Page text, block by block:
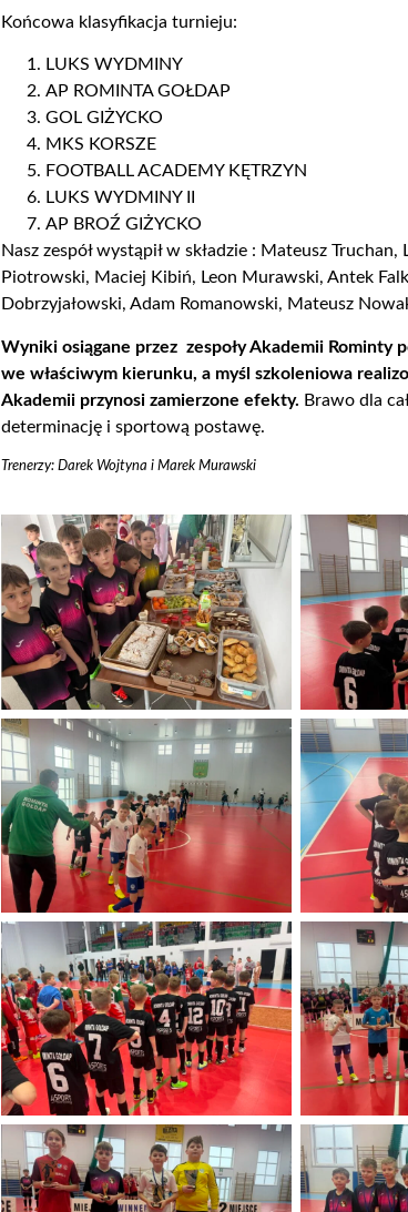
Końcowa klasyfikacja turnieju:
LUKS WYDMINY
AP ROMINTA GOŁDAP
GOL GIŻYCKO
MKS KORSZE
FOOTBALL ACADEMY KĘTRZYN
LUKS WYDMINY II
AP BROŹ GIŻYCKO
Nasz zespół wystąpił w składzie : Mateusz Truchan,
Piotrowski, Maciej Kibiń, Leon Murawski, Antek
Dobrzyjałowski, Adam Romanowski, Mateusz
Wyniki osiągane przez zespoły Akademii Rominty
we właściwym kierunku, a myśl szkoleniowa
Akademii przynosi zamierzone efekty. Brawo dla
determinację i sportową postawę.
Trenerzy: Darek Wojtyna i Marek Murawski